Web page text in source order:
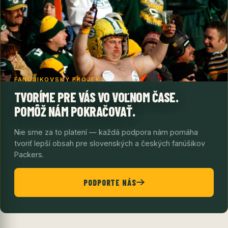
FANÚŠIKOVSKÝ PROJEKT
TVORÍME PRE VÁS VO VOĽNOM ČASE.
POMÔŽ NÁM POKRAČOVAŤ.
Nie sme za to platení — každá podpora nám pomáha
tvoriť lepší obsah pre slovenských a českých fanúšikov
Packers.
PODPORTE NÁS